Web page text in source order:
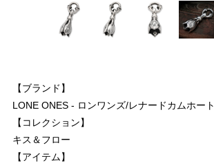
【ブランド】
LONE ONES - ロンワンズ/レナードカムホート
【コレクション】
キス＆フロー
【アイテム】